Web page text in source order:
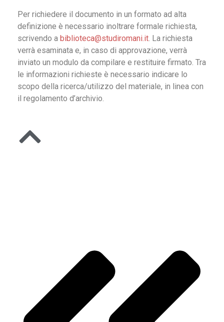
Per richiedere il documento in un formato ad alta
definizione è necessario inoltrare formale richiesta,
scrivendo a biblioteca@studiromani.it. La richiesta
verrà esaminata e, in caso di approvazione, verrà
inviato un modulo da compilare e restituire firmato. Tra
le informazioni richieste è necessario indicare lo
scopo della ricerca/utilizzo del materiale, in linea con
il regolamento d’archivio.